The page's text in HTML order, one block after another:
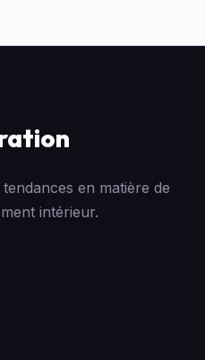
en matière de
intérieur.